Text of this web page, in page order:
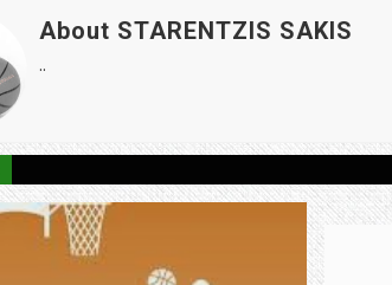
About STARENTZIS SAKIS
..